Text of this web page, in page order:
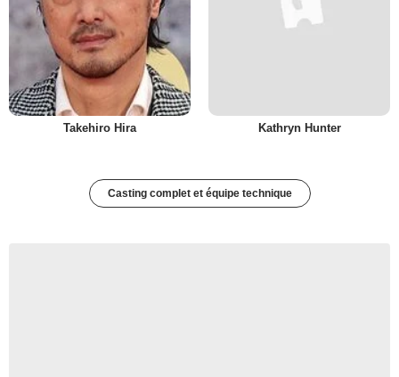
Takehiro Hira Kathryn Hunter
Casting complet et équipe technique